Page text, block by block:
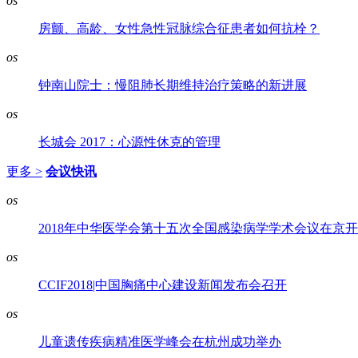
房颤、高龄、女性急性冠脉综合征患者如何抗栓？
os
钟南山院士：慢阻肺长期维持治疗策略的新进展
os
长城会 2017：心源性休克的管理
更多 > 会议快讯
os
2018年中华医学会第十五次全国感染病学学术会议在京
os
CCIF2018|中国胸痛中心建设新闻发布会召开
os
儿童遗传疾病精准医学峰会在杭州成功举办